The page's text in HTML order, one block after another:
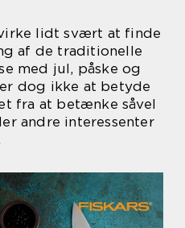
lidt svært at finde
af de traditionelle
med jul, påske og
dog ikke at betyde
fra at betænke såvel
andre interessenter